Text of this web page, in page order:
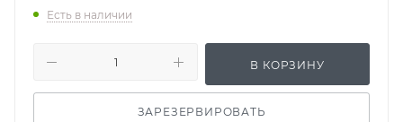
Есть в наличии
В КОРЗИНУ
ЗАРЕЗЕРВИРОВАТЬ